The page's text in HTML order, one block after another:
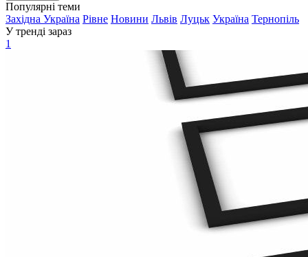
Популярні теми
Західна Україна Рівне Новини Львів Луцьк Україна Тернопіль
У тренді зараз
1